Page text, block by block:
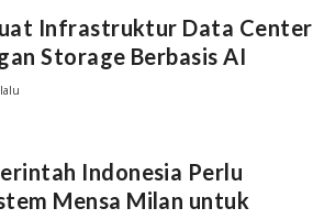
Infrastruktur Data Center
Storage Berbasis AI
Indonesia Perlu
Mensa Milan untuk